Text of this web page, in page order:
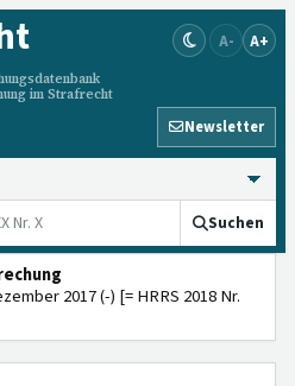
im Strafrecht
A- A+
Newsletter
Suchen
2017 (-) [= HRRS 2018 Nr.